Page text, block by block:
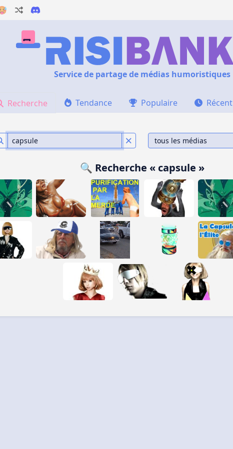
Service de partage de médias humoristiques
Recherche Tendance Populaire Récent
🔍 Recherche « capsule »